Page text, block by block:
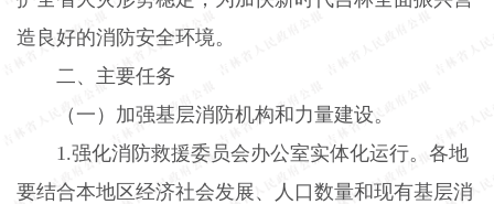
造良好的消防安全环境。
二、主要任务
（一）加强基层消防机构和力量建设。
1.强化消防救援委员会办公室实体化运行。各地
要结合本地区经济社会发展、人口数量和现有基层消